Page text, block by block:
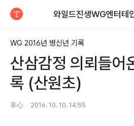
WG 2016년 병신년 기록
산삼감정 의뢰들어
록 (산원초)
草心 2016. 10. 10. 14:55